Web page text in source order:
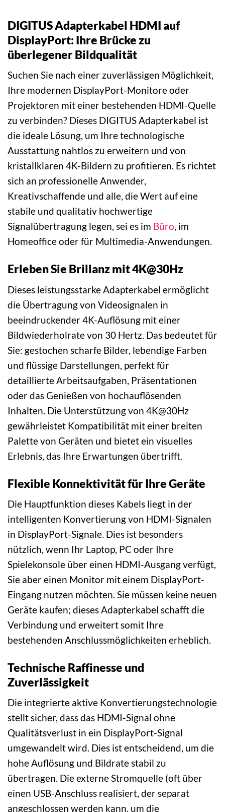
DIGITUS Adapterkabel HDMI auf
DisplayPort: Ihre Brücke zu
überlegener Bildqualität
Suchen Sie nach einer zuverlässigen Möglichkeit,
Ihre modernen DisplayPort-Monitore oder
Projektoren mit einer bestehenden HDMI-Quelle
zu verbinden? Dieses DIGITUS Adapterkabel ist
die ideale Lösung, um Ihre technologische
Ausstattung nahtlos zu erweitern und von
kristallklaren 4K-Bildern zu profitieren. Es richtet
sich an professionelle Anwender,
Kreativschaffende und alle, die Wert auf eine
stabile und qualitativ hochwertige
Signalübertragung legen, sei es im Büro, im
Homeoffice oder für Multimedia-Anwendungen.
Erleben Sie Brillanz mit 4K@30Hz
Dieses leistungsstarke Adapterkabel ermöglicht
die Übertragung von Videosignalen in
beeindruckender 4K-Auflösung mit einer
Bildwiederholrate von 30 Hertz. Das bedeutet für
Sie: gestochen scharfe Bilder, lebendige Farben
und flüssige Darstellungen, perfekt für
detaillierte Arbeitsaufgaben, Präsentationen
oder das Genießen von hochauflösenden
Inhalten. Die Unterstützung von 4K@30Hz
gewährleistet Kompatibilität mit einer breiten
Palette von Geräten und bietet ein visuelles
Erlebnis, das Ihre Erwartungen übertrifft.
Flexible Konnektivität für Ihre Geräte
Die Hauptfunktion dieses Kabels liegt in der
intelligenten Konvertierung von HDMI-Signalen
in DisplayPort-Signale. Dies ist besonders
nützlich, wenn Ihr Laptop, PC oder Ihre
Spielekonsole über einen HDMI-Ausgang verfügt,
Sie aber einen Monitor mit einem DisplayPort-
Eingang nutzen möchten. Sie müssen keine neuen
Geräte kaufen; dieses Adapterkabel schafft die
Verbindung und erweitert somit Ihre
bestehenden Anschlussmöglichkeiten erheblich.
Technische Raffinesse und
Zuverlässigkeit
Die integrierte aktive Konvertierungstechnologie
stellt sicher, dass das HDMI-Signal ohne
Qualitätsverlust in ein DisplayPort-Signal
umgewandelt wird. Dies ist entscheidend, um die
hohe Auflösung und Bildrate stabil zu
übertragen. Die externe Stromquelle (oft über
einen USB-Anschluss realisiert, der separat
angeschlossen werden kann, um die